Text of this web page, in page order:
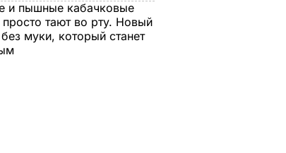
и пышные кабачковые
тают во рту. Новый
муки, который станет